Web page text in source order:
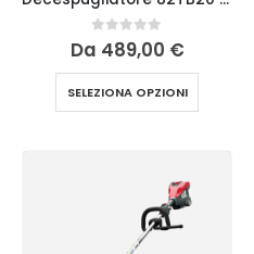
Su 5
Da 489,00 €
SELEZIONA OPZIONI